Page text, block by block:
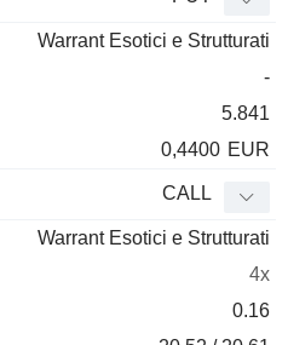
Warrant Esotici e Strutturati
-
5.841
0,4400 EUR
CALL
Warrant Esotici e Strutturati
4x
0.16